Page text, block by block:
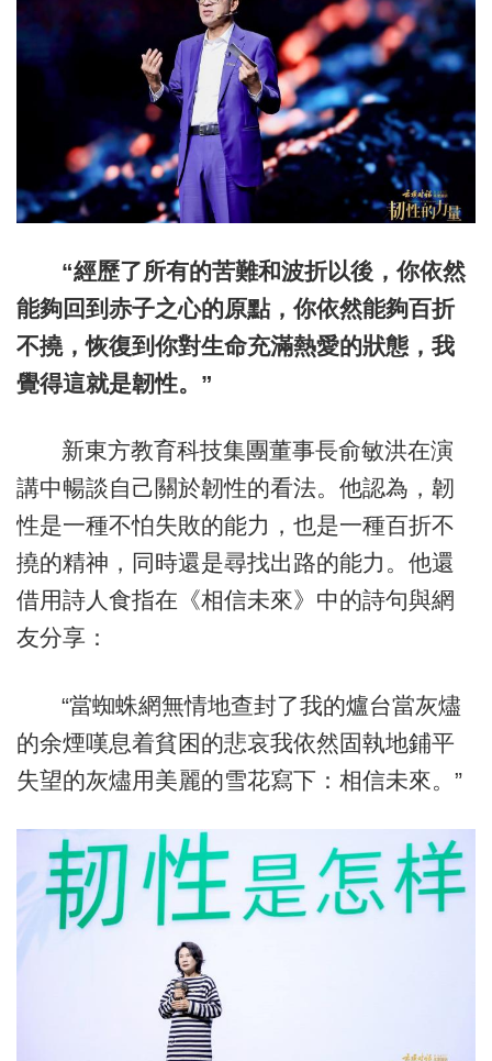
“經歷了所有的苦難和波折以後，你依然
能夠回到赤子之心的原點，你依然能夠百折
不撓，恢復到你對生命充滿熱愛的狀態，我
覺得這就是韌性。”
新東方教育科技集團董事長俞敏洪在演
講中暢談自己關於韌性的看法。他認為，韌
性是一種不怕失敗的能力，也是一種百折不
撓的精神，同時還是尋找出路的能力。他還
借用詩人食指在《相信未來》中的詩句與網
友分享：
“當蜘蛛網無情地查封了我的爐台當灰燼
的余煙嘆息着貧困的悲哀我依然固執地鋪平
失望的灰燼用美麗的雪花寫下：相信未來。”